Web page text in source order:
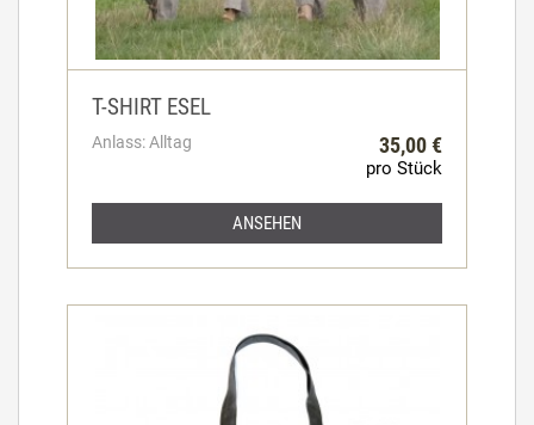
T-SHIRT ESEL
Anlass: Alltag 35,00 €
pro Stück
ANSEHEN